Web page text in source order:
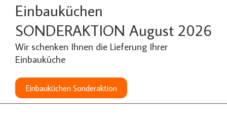
Einbauküchen
SONDERAKTION August 2026
Wir schenken Ihnen die Lieferung Ihrer
Einbauküche
Einbauküchen Sonderaktion